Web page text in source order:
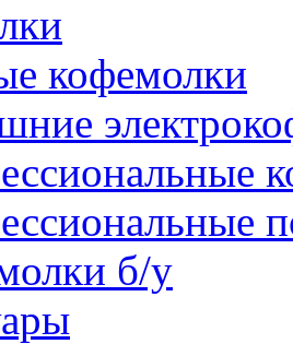
кофемолки
б/у